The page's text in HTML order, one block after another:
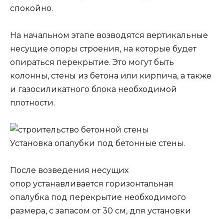
спокойно.
На начальном этапе возводятся вертикальные
несущие опоры строения, на которые будет
опираться перекрытие. Это могут быть
колонны, стены из бетона или кирпича, а также
и газосиликатного блока необходимой
плотности.
Установка опалубки под бетонные стены.
После возведения несущих
опор устанавливается горизонтальная
опалубка под перекрытие необходимого
размера, с запасом от 30 см, для установки